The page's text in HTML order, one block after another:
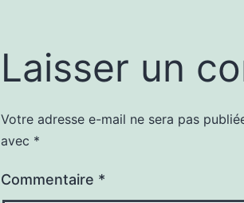
Laisser un
Votre adresse e-mail ne sera pas
avec *
Commentaire *